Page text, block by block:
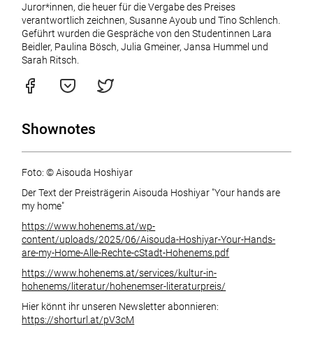
Juror*innen, die heuer für die Vergabe des Preises
verantwortlich zeichnen, Susanne Ayoub und Tino Schlench.
Geführt wurden die Gespräche von den Studentinnen Lara
Beidler, Paulina Bösch, Julia Gmeiner, Jansa Hummel und
Sarah Ritsch.
Shownotes
Foto: © Aisouda Hoshiyar
Der Text der Preisträgerin Aisouda Hoshiyar "Your hands are
my home"
https://www.hohenems.at/wp-
content/uploads/2025/06/Aisouda-Hoshiyar-Your-Hands-
are-my-Home-Alle-Rechte-cStadt-Hohenems.pdf
https://www.hohenems.at/services/kultur-in-
hohenems/literatur/hohenemser-literaturpreis/
Hier könnt ihr unseren Newsletter abonnieren:
https://shorturl.at/pV3cM